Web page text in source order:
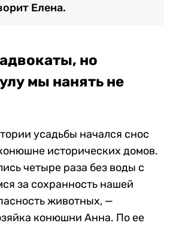
Елена.
но
мы нанять не
усадьбы начался снос
исторических домов.
четыре раза без воды с
за сохранность нашей
животных, —
конюшни Анна. По ее